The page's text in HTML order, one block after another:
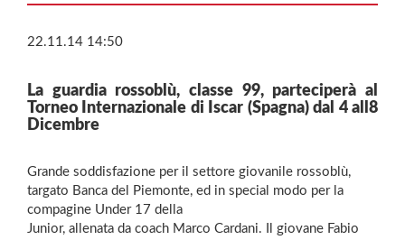
22.11.14 14:50
La guardia rossoblù, classe 99, parteciperà al
Torneo Internazionale di Iscar (Spagna) dal 4 all8
Dicembre
Grande soddisfazione per il settore giovanile rossoblù,
targato Banca del Piemonte, ed in special modo per la
compagine Under 17 della
Junior, allenata da coach Marco Cardani. Il giovane Fabio